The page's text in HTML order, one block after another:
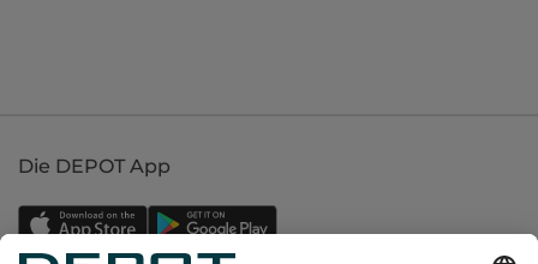
Die DEPOT App